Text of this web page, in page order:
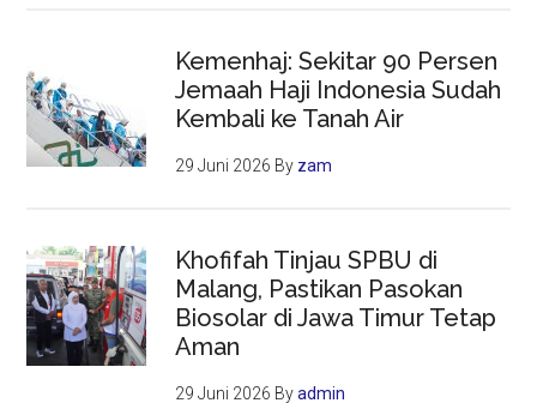
Kemenhaj: Sekitar 90 Persen
Jemaah Haji Indonesia Sudah
Kembali ke Tanah Air
29 Juni 2026 By zam
Khofifah Tinjau SPBU di
Malang, Pastikan Pasokan
Biosolar di Jawa Timur Tetap
Aman
29 Juni 2026 Byadmin